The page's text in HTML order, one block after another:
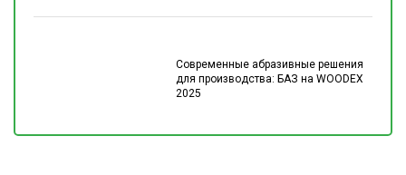
Современные абразивные решения
для производства: БАЗ на WOODEX
2025